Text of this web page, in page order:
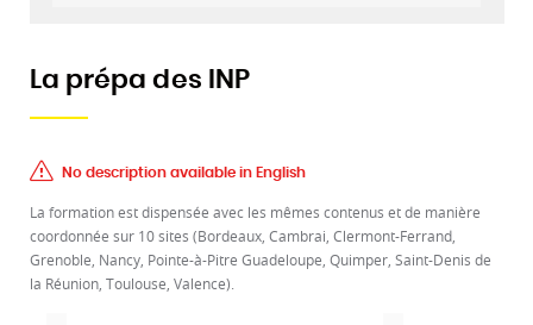
La prépa des INP
No description available in English
La formation est dispensée avec les mêmes contenus et de manière
coordonnée sur 10 sites (Bordeaux, Cambrai, Clermont-Ferrand,
Grenoble, Nancy, Pointe-à-Pitre Guadeloupe, Quimper, Saint-Denis de
la Réunion, Toulouse, Valence).